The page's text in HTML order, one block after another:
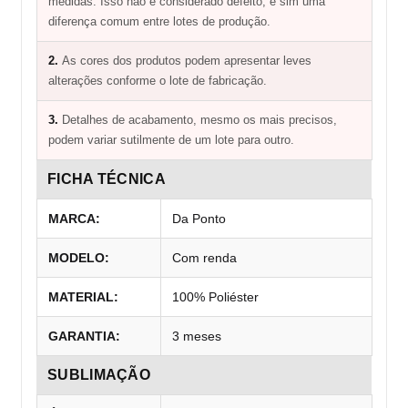
diferença comum entre lotes de produção.
2. As cores dos produtos podem apresentar leves
alterações conforme o lote de fabricação.
3. Detalhes de acabamento, mesmo os mais precisos,
podem variar sutilmente de um lote para outro.
FICHA TÉCNICA
MARCA: Da Ponto
MODELO: Com renda
MATERIAL: 100% Poliéster
GARANTIA: 3 meses
SUBLIMAÇÃO